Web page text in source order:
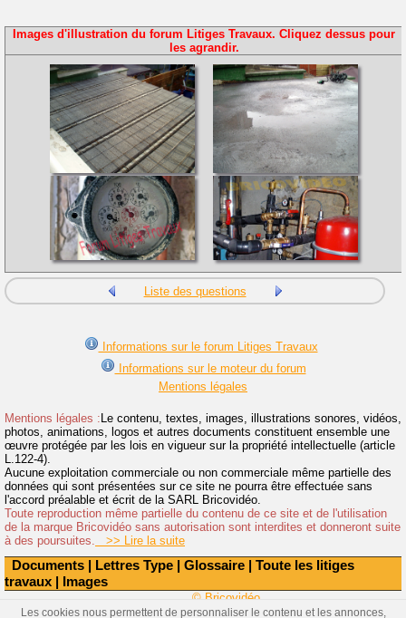
Documents | Lettres Type | Glossaire | Toute les litiges
travaux | Images
Images d'illustration du forum Litiges Travaux. Cliquez dessus pour
les agrandir.
Liste des questions
Informations sur le forum Litiges Travaux
Informations sur le moteur du forum
Mentions légales
Mentions légales : Le contenu, textes, images, illustrations sonores, vidéos,
photos, animations, logos et autres documents constituent ensemble une
œuvre protégée par les lois en vigueur sur la propriété intellectuelle (article
L.122-4).
Aucune exploitation commerciale ou non commerciale même partielle des
données qui sont présentées sur ce site ne pourra être effectuée sans
l'accord préalable et écrit de la SARL Bricovidéo.
Toute reproduction même partielle du contenu de ce site et de l'utilisation
de la marque Bricovidéo sans autorisation sont interdites et donneront suite
à des poursuites.
>> Lire la suite
© Bricovidéo
Les cookies nous permettent de personnaliser le contenu et les annonces,